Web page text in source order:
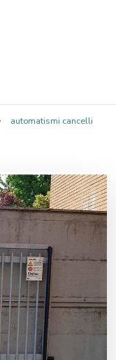
automatismi cancelli